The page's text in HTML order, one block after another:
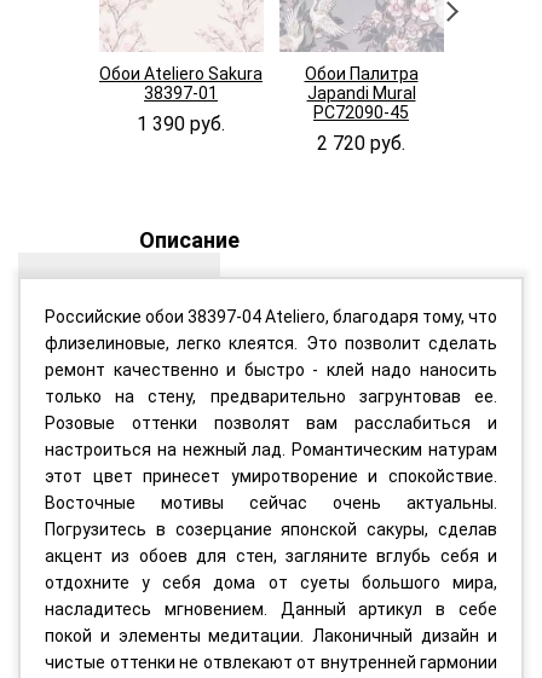
Обои Ateliero Sakura
38397-01
1 390 руб.
Обои Палитра
Japandi Mural
PC72090-45
2 720 руб.
Описание
Российские обои 38397-04 Ateliero, благодаря тому, что
флизелиновые, легко клеятся. Это позволит сделать
ремонт качественно и быстро - клей надо наносить
только на стену, предварительно загрунтовав ее.
Розовые оттенки позволят вам расслабиться и
настроиться на нежный лад. Романтическим натурам
этот цвет принесет умиротворение и спокойствие.
Восточные мотивы сейчас очень актуальны.
Погрузитесь в созерцание японской сакуры, сделав
акцент из обоев для стен, загляните вглубь себя и
отдохните у себя дома от суеты большого мира,
насладитесь мгновением. Данный артикул в себе
покой и элементы медитации. Лаконичный дизайн и
чистые оттенки не отвлекают от внутренней гармонии